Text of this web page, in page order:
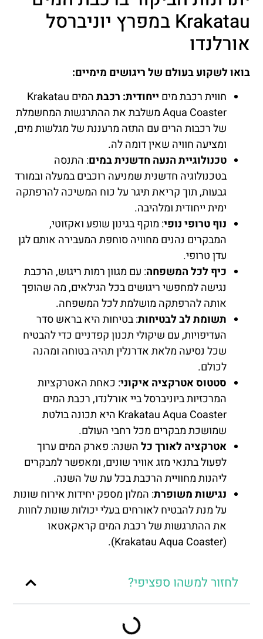
Krakatau במפרץ יוניברסל
אורלנדו
בואו לשקוע בעולם של ריגושים מימיים:
חווית רכבת מים ייחודית: רכבת
המים Krakatau
Aqua Coaster משלבת את ההתרגשות המחשמלת
של רכבות הרים עם התזה מרעננת של מגלשות מים,
ומציעה חוויה שאין דומה לה.
טכנולוגיית הנעה חדשנית במים: התנסה
בטכנולוגיה חדשנית שמניעה רוכבים במעלה ובמורד
גבעות, תוך קריאת תיגר על כוח המשיכה להרפתקה
ימית ייחודית ומלהיבה.
נוף טרופי נופי: מוקף בגינון שופע ואקזוטי,
המבקרים נהנים מחוויה סוחפת המעבירה אותם לגן
עדן טרופי.
כיף לכל המשפחה: עם מגוון רמות ריגוש, הרכבת
נגישה למחפשי ריגושים בכל הגילאים, מה שהופך
אותה להרפתקה מושלמת לכל המשפחה.
תשומת לב לבטיחות: בטיחות היא בראש סדר
העדיפויות, עם שיקולי תכנון קפדניים כדי להבטיח
שכל נסיעה מלאת אדרנלין תהיה בטוחה ומהנה
לכולם.
סטטוס אטרקציה איקוני: כאחת האטרקציות
המרכזיות ביוניברסל ביי אורלנדו, רכבת המים
Krakatau Aqua Coaster היא תכונה בולטת
שמושכת מבקרים מכל רחבי העולם.
אטרקציה לאורך כלהשנה: פארק המים ערוך
לפעול בתנאי מזג אוויר שונים, ומאפשר למבקרים
ליהנות מחוויית הרכבת בכל עת של השנה.
נגישות משופרת: המלון מספק יחידות אירוח שונות
על מנת להבטיח לאורחים בעלי יכולות שונות לחוות
את ההתרגשות של רכבת המים קראקאטאו
(Krakatau Aqua Coaster).
לחזור למשהו ספציפי?